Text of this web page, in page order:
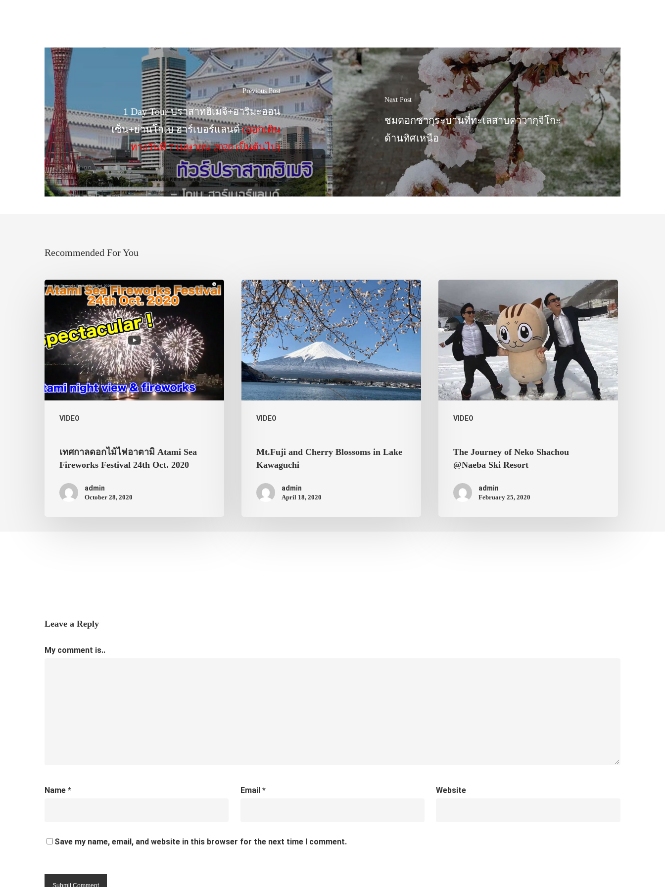
Previous Post
1 Day Tour ปราสาทฮิเมจิ+อาริมะออน
เซ็น+ย่านโกเบ ฮาร์เบอร์แลนด์(ออกเดิน
ทางวันที่ 7 เมษายน 2020 เป็นต้นไป)
Next Post
ชมดอกซากุระบานที่ทะเลสาบคาวากุจิโกะ
ด้านทิศเหนือ
Recommended For You
VIDEO
เทศกาลดอกไม้ไฟอาตามิ Atami Sea
Fireworks Festival 24th Oct. 2020
admin
October 28, 2020
VIDEO
Mt.Fuji and Cherry Blossoms in Lake
Kawaguchi
admin
April 18, 2020
VIDEO
The Journey of Neko Shachou
@Naeba Ski Resort
admin
February 25, 2020
Leave a Reply
My comment is..
Name * Email * Website
Save my name, email, and website in this browser for the next time I comment.